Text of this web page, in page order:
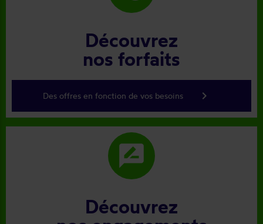
Découvrez
nos forfaits
Des offres en fonction de vos besoins keyboard_arrow_right
rate_review
Découvrez